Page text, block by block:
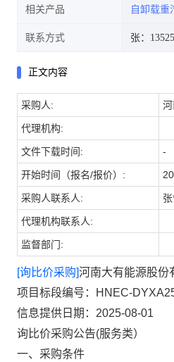
相关产品 自卸载重
联系方式 张：
正文内容
采购人:
代理机构:
文件下载时间: -
开始时间（报名/报价）:
采购人联系人:
代理机构联系人:
监督部门:
[询比价采购]河南大有能源股份
项目标段编号：HNEC-
信息提供日期：2025-08-01
询比价采购公告(服务类）
一、采购条件